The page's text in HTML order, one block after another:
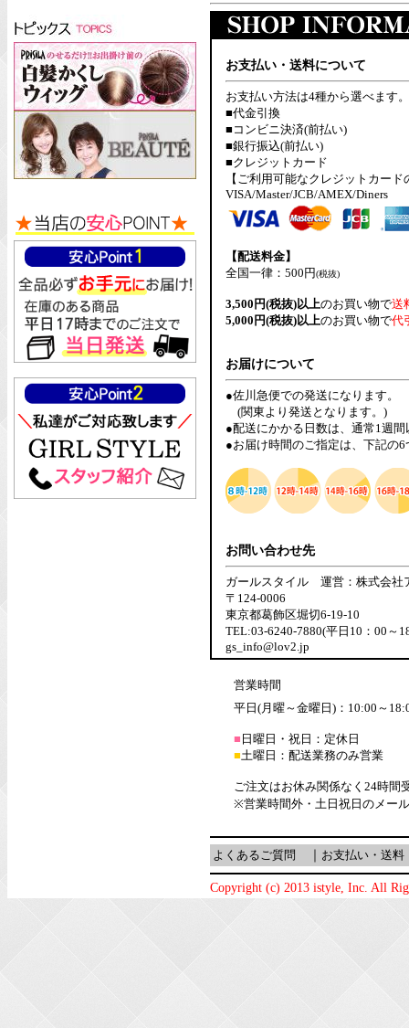
お支払い・送料について
お支払い方法は4種から選べます。
■代金引換
■コンビニ決済(前払い)
■銀行振込(前払い)
■クレジットカード
【ご利用可能なクレジットカード
VISA/Master/JCB/AMEX/Diners
【配送料金】
全国一律：500円(税抜)
3,500円(税抜)以上のお買い物で送
5,000円(税抜)以上のお買い物で代
お届けについて
●佐川急便での発送になります。
(関東より発送となります。)
●配送にかかる日数は、通常1週
●お届け時間のご指定は、下記の
お問い合わせ先
ガールスタイル 運営：株式会社
〒124-0006
東京都葛飾区堀切6-19-10
TEL:03-6240-7880(平日10：00～
gs_info@lov2.jp
営業時間
平日(月曜～金曜日)：10:00～
■ 日曜日・祝日：定休日
■土曜日：配送業務のみ営業
ご注文はお休み関係なく24時間
※営業時間外・土日祝日のメー
よくあるご質問 ｜ お支払い・送料
Copyright (c) 2013 istyle, Inc. All